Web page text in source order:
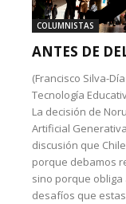
COLUMNISTAS
ANTES DE
(Francisco Silva-
Tecnología
La decisión de
Artificial
discusión que
porque debamos
sino porque
desafíos que